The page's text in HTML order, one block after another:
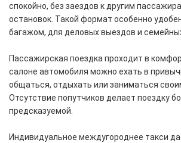
спокойно, без заездов к другим
остановок. Такой формат особенно
багажом, для деловых выездов и
Пассажирская поездка проходит в
салоне автомобиля можно ехать в
общаться, отдыхать или заниматься
Отсутствие попутчиков делает поездку
предсказуемой.
Индивидуальное междугороднее такси